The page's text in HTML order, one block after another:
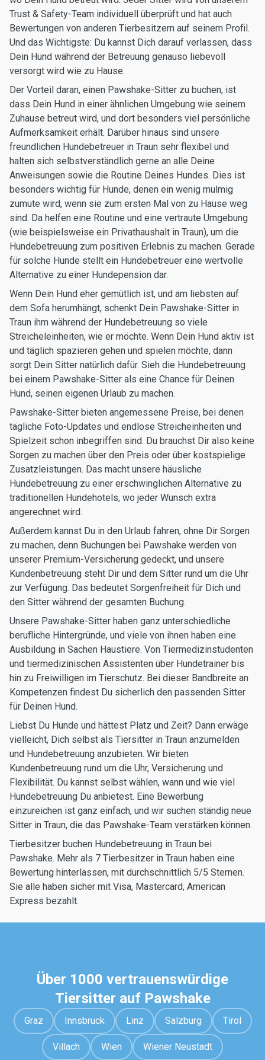
Trust & Safety-Team individuell überprüft und hat auch
Bewertungen von anderen Tierbesitzern auf seinem Profil.
Und das Wichtigste: Du kannst Dich darauf verlassen, dass
Dein Hund während der Betreuung genauso liebevoll
versorgt wird wie zu Hause.
Der Vorteil daran, einen Pawshake-Sitter zu buchen, ist
dass Dein Hund in einer ähnlichen Umgebung wie seinem
Zuhause betreut wird, und dort besonders viel persönliche
Aufmerksamkeit erhält. Darüber hinaus sind unsere
freundlichen Hundebetreuer in Traun sehr flexibel und
halten sich selbstverständlich gerne an alle Deine
Anweisungen sowie die Routine Deines Hundes. Dies ist
besonders wichtig für Hunde, denen ein wenig mulmig
zumute wird, wenn sie zum ersten Mal von zu Hause weg
sind. Da helfen eine Routine und eine vertraute Umgebung
(wie beispielsweise ein Privathaushalt in Traun), um die
Hundebetreuung zum positiven Erlebnis zu machen. Gerade
für solche Hunde stellt ein Hundebetreuer eine wertvolle
Alternative zu einer Hundepension dar.
Wenn Dein Hund eher gemütlich ist, und am liebsten auf
dem Sofa herumhängt, schenkt Dein Pawshake-Sitter in
Traun ihm während der Hundebetreuung so viele
Streicheleinheiten, wie er möchte. Wenn Dein Hund aktiv ist
und täglich spazieren gehen und spielen möchte, dann
sorgt Dein Sitter natürlich dafür. Sieh die Hundebetreuung
bei einem Pawshake-Sitter als eine Chance für Deinen
Hund, seinen eigenen Urlaub zu machen.
Pawshake-Sitter bieten angemessene Preise, bei denen
tägliche Foto-Updates und endlose Streicheinheiten und
Spielzeit schon inbegriffen sind. Du brauchst Dir also keine
Sorgen zu machen über den Preis oder über kostspielige
Zusatzleistungen. Das macht unsere häusliche
Hundebetreuung zu einer erschwinglichen Alternative zu
traditionellen Hundehotels, wo jeder Wunsch extra
angerechnet wird.
Außerdem kannst Du in den Urlaub fahren, ohne Dir Sorgen
zu machen, denn Buchungen bei Pawshake werden von
unserer Premium-Versicherung gedeckt, und unsere
Kundenbetreuung steht Dir und dem Sitter rund um die Uhr
zur Verfügung. Das bedeutet Sorgenfreiheit für Dich und
den Sitter während der gesamten Buchung.
Unsere Pawshake-Sitter haben ganz unterschiedliche
berufliche Hintergründe, und viele von ihnen haben eine
Ausbildung in Sachen Haustiere. Von Tiermedizinstudenten
und tiermedizinischen Assistenten über Hundetrainer bis
hin zu Freiwilligen im Tierschutz. Bei dieser Bandbreite an
Kompetenzen findest Du sicherlich den passenden Sitter
für Deinen Hund.
Liebst Du Hunde und hättest Platz und Zeit? Dann erwäge
vielleicht, Dich selbst als Tiersitter in Traun anzumelden
und Hundebetreuung anzubieten. Wir bieten
Kundenbetreuung rund um die Uhr, Versicherung und
Flexibilität. Du kannst selbst wählen, wann und wie viel
Hundebetreuung Du anbietest. Eine Bewerbung
einzureichen ist ganz einfach, und wir suchen ständig neue
Sitter in Traun, die das Pawshake-Team verstärken können.
Tierbesitzer buchen Hundebetreuung in Traun bei
Pawshake. Mehr als 7 Tierbesitzer in Traun haben eine
Bewertung hinterlassen, mit durchschnittlich 5/5 Sternen.
Sie alle haben sicher mit Visa, Mastercard, American
Express bezahlt.
Über 1000 vertrauenswürdige
Tiersitter auf Pawshake
Graz Innsbruck Linz Salzburg Tirol
Villach Wien Wiener Neustadt